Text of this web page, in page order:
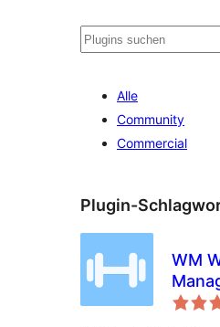
Suchen
Alle
Community
Commercial
Plugin-
WM